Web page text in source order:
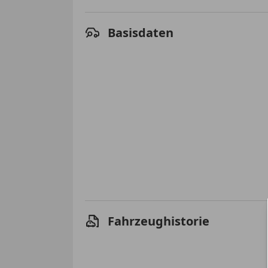
Basisdaten
Fahrzeughistorie